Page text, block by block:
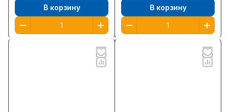
В корзину В корзину